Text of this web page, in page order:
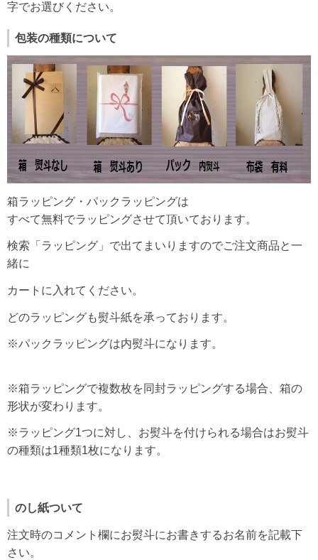
字でお選びください。
包装の種類について
箱ラッピング・パックラッピングは
すべて無料でラッピングさせて頂いております。
検索「ラッピング」で出てまいりますのでご注文商品と一
緒に
カートに入れてください。
どのラッピングも熨斗紙を承っております。
※パックラッピングは内熨斗になります。
※箱ラッピングで複数枚を同封ラッピングする場合、箱の
形状が変わります。
※ラッピング1つに対し、お熨斗を付けられる場合はお熨斗
の種類は1種類1枚になります。
のし紙ついて
注文時のコメント欄にお熨斗にお書きするお名前を記載下
さい。